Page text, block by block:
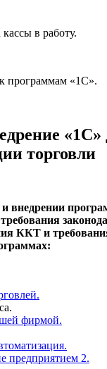
в работу.
программам «1С».
«1С»
торговли
внедрении
ККТ и
фирмой.
предприятием 2.